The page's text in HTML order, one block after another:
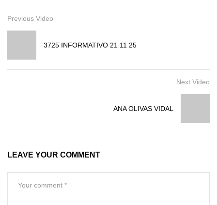
Previous Video
3725 INFORMATIVO 21 11 25
Next Video
ANA OLIVAS VIDAL
LEAVE YOUR COMMENT